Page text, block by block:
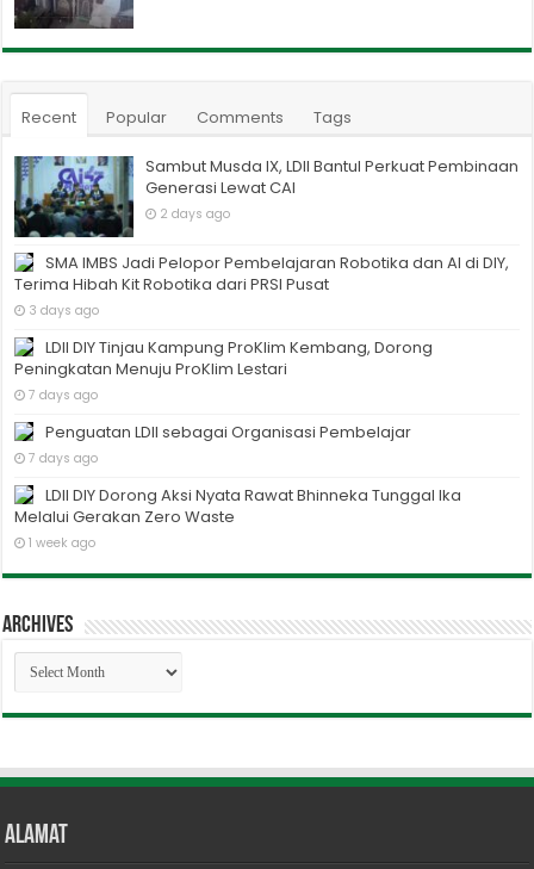
Recent Popular Comments Tags
Sambut Musda IX, LDII Bantul Perkuat Pembinaan
Generasi Lewat CAI
2 days ago
SMA IMBS Jadi Pelopor Pembelajaran Robotika dan AI di DIY,
Terima Hibah Kit Robotika dari PRSI Pusat
3 days ago
LDII DIY Tinjau Kampung ProKlim Kembang, Dorong
Peningkatan Menuju ProKlim Lestari
7 days ago
Penguatan LDII sebagai Organisasi Pembelajar
7 days ago
LDII DIY Dorong Aksi Nyata Rawat Bhinneka Tunggal Ika
Melalui Gerakan Zero Waste
1 week ago
Archives
Archives
Alamat